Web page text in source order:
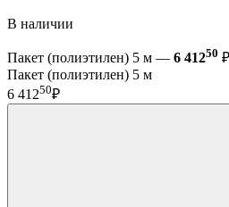
В наличии
Пакет (полиэтилен) 5 м — 6 41250 ₽
Пакет (полиэтилен) 5 м
6 41250₽